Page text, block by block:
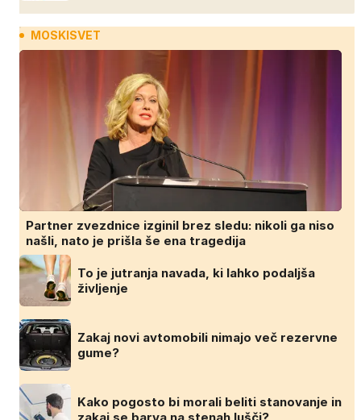
MOSKISVET
Partner zvezdnice izginil brez sledu: nikoli ga niso
našli, nato je prišla še ena tragedija
To je jutranja navada, ki lahko podaljša
življenje
Zakaj novi avtomobili nimajo več rezervne
gume?
Kako pogosto bi morali beliti stanovanje in